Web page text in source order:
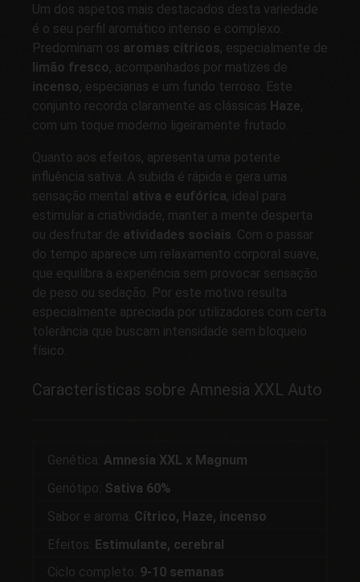
Um dos aspetos mais destacados desta variedade
é o seu perfil aromático intenso e complexo.
Predominam os aromas cítricos, especialmente de
limão fresco, acompanhados por matizes de
incenso, especiarias e um fundo terroso. Este
conjunto recorda claramente as clássicas Haze,
com um toque moderno ligeiramente frutado.
Quanto aos efeitos, apresenta uma potente
influência sativa. A subida é rápida e gera uma
sensação mental ativa e eufórica, ideal para
estimular a criatividade, manter a mente desperta
ou desfrutar de atividades sociais . Com o passar
do tempo aparece um relaxamento corporal suave,
que equilibra a experiência sem provocar sensação
de peso ou sedação. Por este motivo resulta
especialmente apreciada por utilizadores com certa
tolerância que buscam intensidade sem bloqueio
físico.
Características sobre Amnesia XXL Auto
Genética: Amnesia XXL x Magnum
Genótipo: Sativa 60%
Sabor e aroma: Cítrico, Haze, incenso
Efeitos: Estimulante, cerebral
Ciclo completo: 9-10 semanas